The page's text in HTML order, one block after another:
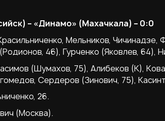
– «Динамо» (Махачкала) – 0:0
Мельников,
46), Гурченко (Яковлев, 64),
(Шумахов, 75), Алибеков (К),
Сердеров (Зинович, 75),
26.
(Москва).